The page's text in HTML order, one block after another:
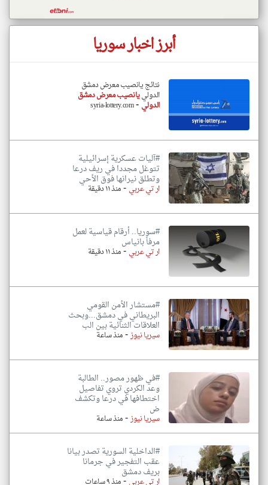
أبرز اخبار سوريا
نتائج يانصيب معرض دمشق
الدولييانصيب معرض دمشق
الدولي-
syria-lottery.com
#آليات عسكرية إسرائيلية
تتوغل مجددا في ريف درعا
وتطلق نيرانها فوق الأحي
ار تي عربي-منذ ١١ دقيقة
#سوريا.. أرقام قياسية لعمل
مرفأ بانياس
ار تي عربي -منذ ١١ دقيقة
#مستشار الأمن القومي
البريطاني في دمشق...وبحث
العلاقات الثنائية بين الب
سيريا نيوز-منذ ساعة
#في ظهور مصور.. الطالبة
وعد الكردي تروي تفاصيل
اختطافها في درعا وتكشف
ض
سيريا نيوز-منذ ساعة
#الداخلية السورية تصدر بيانا
عقب التفجير في جرمانا
بريف دمشق
ار تي عربي منذ ٩ ساعات